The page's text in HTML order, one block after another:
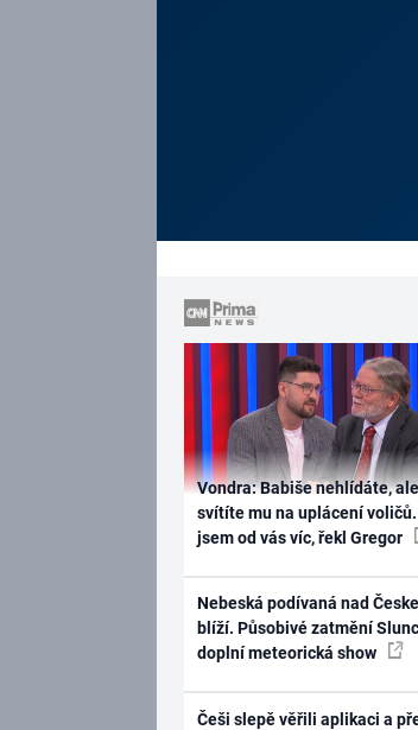
Vondra: Babiše nehlídáte, ale
svítíte mu na uplácení voličů.
jsem od vás víc, řekl Gregor
Nebeská podívaná nad
blíží. Působivé zatmění
doplní meteorická show
Češi slepě věřili aplikaci a